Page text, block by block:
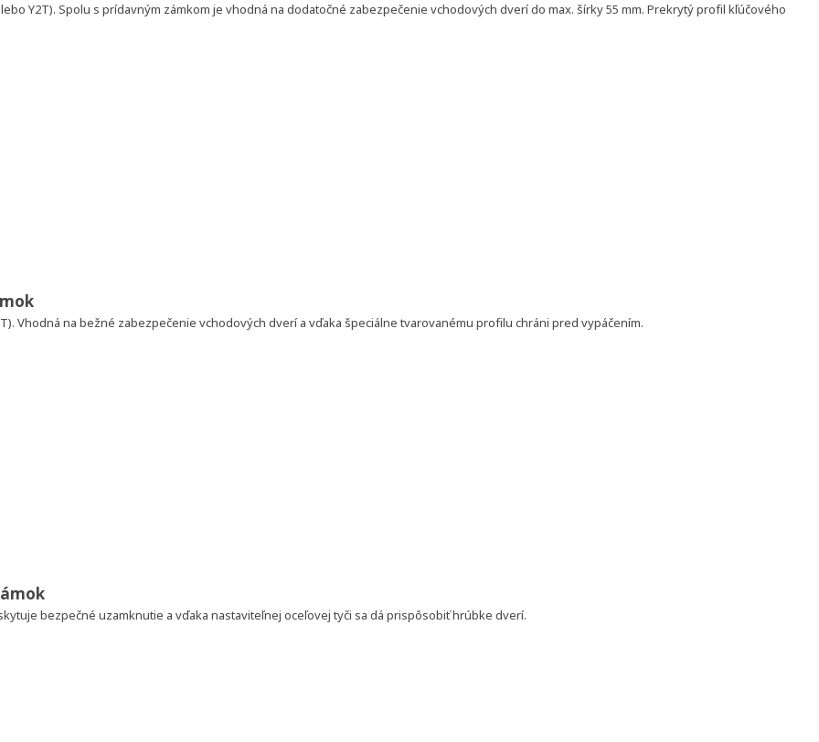
Y2T). Spolu s prídavným zámkom je vhodná na dodatočné zabezpečenie vchodových dverí do max. šírky 55 mm. Prekrytý profil kľúčového
Vhodná na bežné zabezpečenie vchodových dverí a vďaka špeciálne tvarovanému profilu chráni pred vypáčením.
bezpečné uzamknutie a vďaka nastaviteľnej oceľovej tyči sa dá prispôsobiť hrúbke dverí.